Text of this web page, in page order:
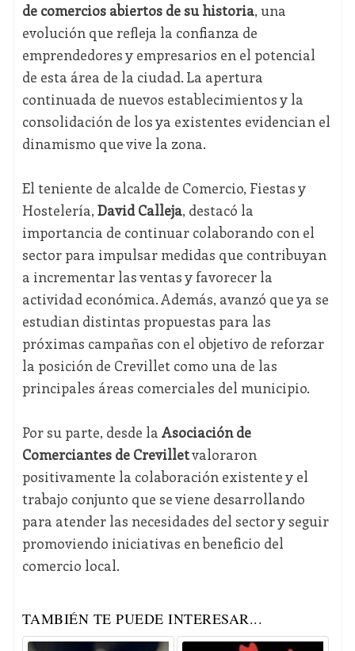
de comercios abiertos de su historia, una
evolución que refleja la confianza de
emprendedores y empresarios en el potencial
de esta área de la ciudad. La apertura
continuada de nuevos establecimientos y la
consolidación de los ya existentes evidencian el
dinamismo que vive la zona.
El teniente de alcalde de Comercio, Fiestas y
Hostelería, David Calleja, destacó la
importancia de continuar colaborando con el
sector para impulsar medidas que contribuyan
a incrementar las ventas y favorecer la
actividad económica. Además, avanzó que ya se
estudian distintas propuestas para las
próximas campañas con el objetivo de reforzar
la posición de Crevillet como una de las
principales áreas comerciales del municipio.
Por su parte, desde la Asociación de
Comerciantes de Crevilletvaloraron
positivamente la colaboración existente y el
trabajo conjunto que se viene desarrollando
para atender las necesidades del sector y seguir
promoviendo iniciativas en beneficio del
comercio local.
TAMBIÉN TE PUEDE INTERESAR...